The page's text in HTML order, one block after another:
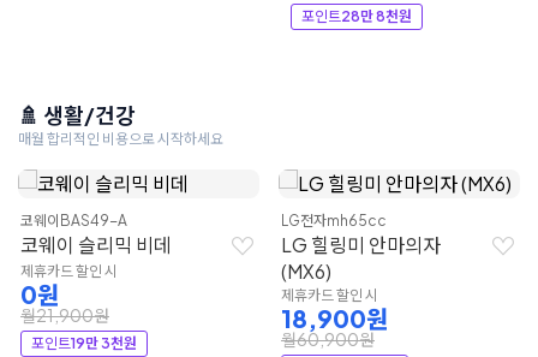
포인트28만 8천원
🚿 생활/건강
매월 합리적인 비용으로 시작하세요
코웨이 BAS49-A
코웨이 슬리믹 비데
제휴카드 할인 시
0원
월21,900원
포인트19만 3천원
LG전자mh65cc
LG 힐링미 안마의자
(MX6)
제휴카드 할인 시
18,900원
월60,900원